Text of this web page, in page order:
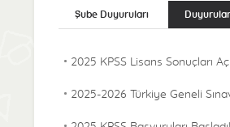
Şube Duyuruları Duyurular
2025 KPSS Lisans Sonuçları
2025-2026 Türkiye Geneli